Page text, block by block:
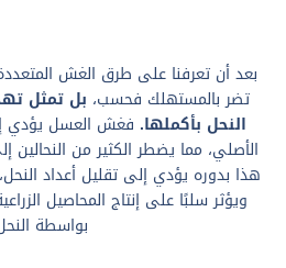
بعد أن تعرفنا على طرق الغش
تضر بالمستهلك فحسب، بل تمثل
النحل بأكملها. فغش العسل يؤدي
الأصلي، مما يضطر الكثير من
هذا بدوره يؤدي إلى تقليل أعداد
ويؤثر سلبًا على إنتاج المحاصيل
بواسطة